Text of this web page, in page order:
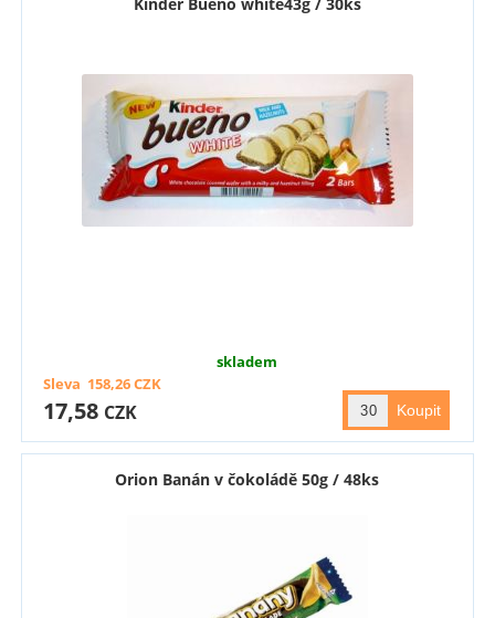
skladem
17,58 CZK
Sleva 158,26CZK
Orion Banán v čokoládě 50g / 48ks